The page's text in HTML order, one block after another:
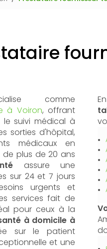
comme
à Voiron, offrant
le suivi médical à
sorties d'hôpital,
médicaux en
de plus de 20 ans
assure une
sur 24 et 7 jours
urgents et
services fait de
pour ceux à la
à domicile à
sur le patient
et une